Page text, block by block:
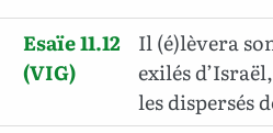
Esaïe 11.12
(VIG)
Il (é)lèvera
exilés
les dispersés